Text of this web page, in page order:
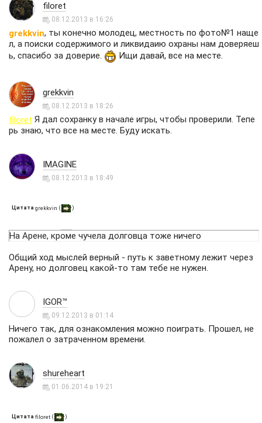
filoret
08.12.2013 в 16:26
grekkvin, ты конечно молодец, местность по фото№1 наще
л, а поиски содержимого и ликвидаию охраны нам доверяеш
ь, спасибо за доверие.
Ищи давай, все на месте.
grekkvin
08.12.2013 в 18:26
filoret Я дал сохранку в начале игры, чтобы проверили. Тепе
рь знаю, что все на месте. Буду искать.
IMAGINE
08.12.2013 в 18:49
Цитата grekkvin ( )
На Арене, кроме чучела долговца тоже ничего
Общий ход мыслей верный - путь к заветному лежит через
Арену, но долговец какой-то там тебе не нужен.
IGOR™
09.12.2013 в 01:14
Ничего так, для ознакомления можно поиграть. Прошел, не
пожалел о затраченном времени.
shureheart
01.06.2014 в 19:21
Цитата filoret ( )